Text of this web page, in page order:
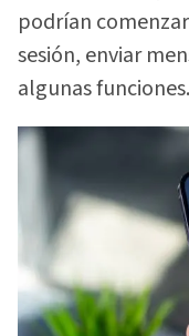
podrían
sesión, enviar
algunas funciones.